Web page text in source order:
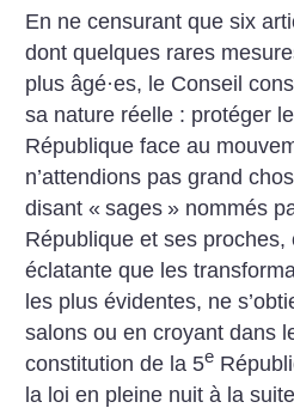
En ne censurant que six
dont quelques rares
plus âgé·es, le Conseil
sa nature réelle : protéger
République face au
n’attendions pas grand
disant « sages » nommés
République et ses proches,
éclatante que les
les plus évidentes, ne
salons ou en croyant dans
constitution de la 5e
la loi en pleine nuit à la